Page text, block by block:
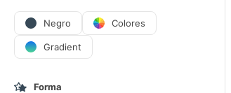
Negro Colores
Gradient
Forma